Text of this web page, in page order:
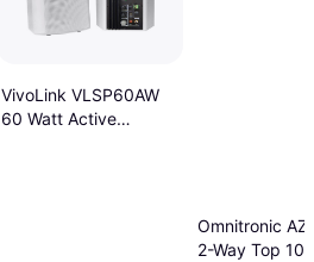
VivoLink VLSP60AW
60 Watt Active
Omnitronic
2-Way Top